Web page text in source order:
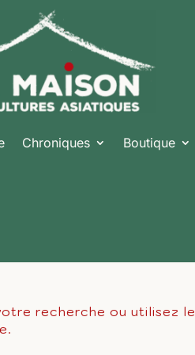
Chroniques Boutique
recherche ou utilisez le